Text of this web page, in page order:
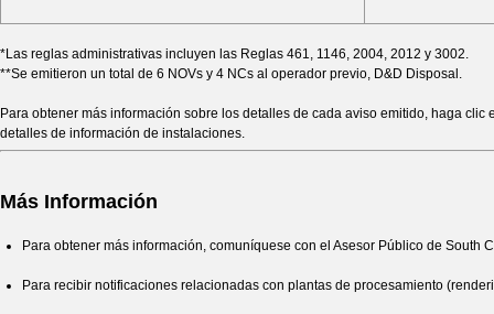
*Las reglas administrativas incluyen las Reglas 461, 1146, 2004, 2012 y 3002.
**Se emitieron un total de 6 NOVs y 4 NCs al operador previo, D&D Disposal.
Para obtener más información sobre los detalles de cada aviso emitido, haga
detalles de información de instalaciones.
Más Información
Para obtener más información, comuníquese con el Asesor Público de South
Para recibir notificaciones relacionadas con plantas de procesamiento